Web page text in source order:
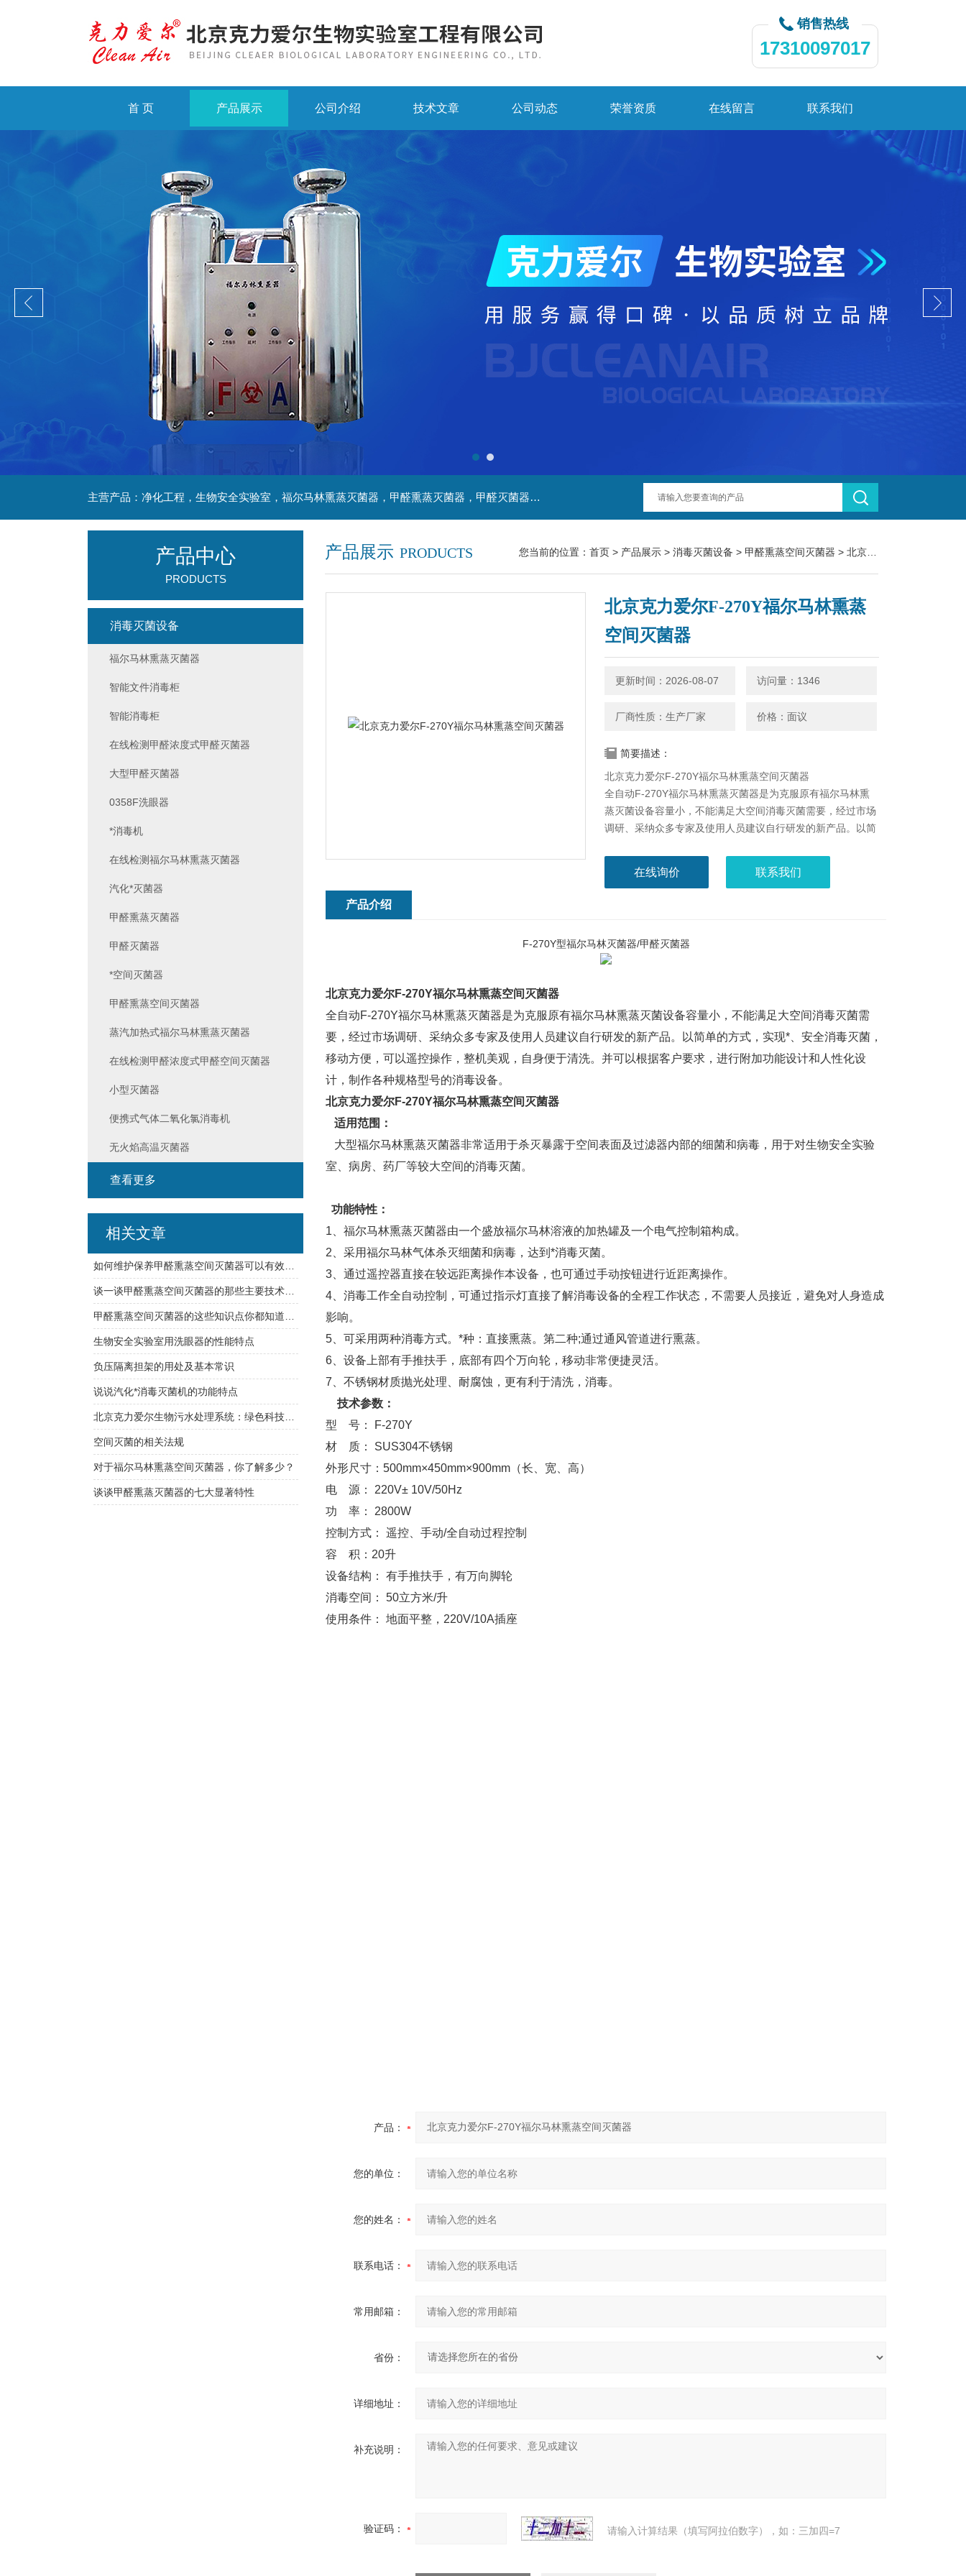
销售热线
17310097017
首 页 产品展示 公司介绍 技术文章 公司动态 荣誉资质 在线留言 联系我们
主营产品：净化工程，生物安全实验室，福尔马林熏蒸灭菌器，甲醛熏蒸灭菌器，甲醛灭菌器，灭菌器，不锈钢家具，不锈钢防爆酒精灯，污水处理系统，无火焰高温灭菌器，净化工程，百级恒温实验室，洁净工程，
产品展示 PRODUCTS 您当前的位置： 首页 > 产品展示 > 消毒灭菌设备 > 甲醛熏蒸空间灭菌器 > 北京克力爱尔F-270Y福尔马林熏蒸空间灭菌器
北京克力爱尔F-270Y福尔马林熏蒸
空间灭菌器
更新时间：2026-08-07 访问量：1346
厂商性质：生产厂家 价格：面议
简要描述：
北京克力爱尔F-270Y福尔马林熏蒸空间灭菌器
全自动F-270Y福尔马林熏蒸灭菌器是为克服原有福尔马林熏
蒸灭菌设备容量小，不能满足大空间消毒灭菌需要，经过市场
调研、采纳众多专家及使用人员建议自行研发的新产品。以简
加功能设计和人性化设计，制作各种规格型号的消毒设备。
在线询价 联系我们
产品介绍
F-270Y型福尔马林灭菌器/甲醛灭菌器
北京克力爱尔F-270Y福尔马林熏蒸空间灭菌器
全自动F-270Y福尔马林熏蒸灭菌器是为克服原有福尔马林熏蒸灭菌设备容量小，不能满足大空间消毒灭菌需
要，经过市场调研、采纳众多专家及使用人员建议自行研发的新产品。以简单的方式，实现*、安全消毒灭菌，
移动方便，可以遥控操作，整机美观，自身便于清洗。并可以根据客户要求，进行附加功能设计和人性化设
计，制作各种规格型号的消毒设备。
北京克力爱尔F-270Y福尔马林熏蒸空间灭菌器
适用范围：
大型福尔马林熏蒸灭菌器非常适用于杀灭暴露于空间表面及过滤器内部的细菌和病毒，用于对生物安全实验
室、病房、药厂等较大空间的消毒灭菌。
功能特性：
1、福尔马林熏蒸灭菌器由一个盛放福尔马林溶液的加热罐及一个电气控制箱构成。
2、采用福尔马林气体杀灭细菌和病毒，达到*消毒灭菌。
3、通过遥控器直接在较远距离操作本设备，也可通过手动按钮进行近距离操作。
4、消毒工作全自动控制，可通过指示灯直接了解消毒设备的全程工作状态，不需要人员接近，避免对人身造成
影响。
5、可采用两种消毒方式。*种：直接熏蒸。第二种;通过通风管道进行熏蒸。
6、设备上部有手推扶手，底部有四个万向轮，移动非常便捷灵活。
7、不锈钢材质抛光处理、耐腐蚀，更有利于清洗，消毒。
技术参数：
型 号： F-270Y
材 质： SUS304不锈钢
外形尺寸：500mm×450mm×900mm（长、宽、高）
电 源： 220V± 10V/50Hz
功 率： 2800W
控制方式： 遥控、手动/全自动过程控制
容 积：20升
设备结构： 有手推扶手，有万向脚轮
消毒空间： 50立方米/升
使用条件： 地面平整，220V/10A插座
产品：
您的单位：
您的姓名：
联系电话：
常用邮箱：
省份：
详细地址：
补充说明：
验证码： 请输入计算结果（填写阿拉伯数字），如：三加四=7
产品中心
PRODUCTS
消毒灭菌设备
福尔马林熏蒸灭菌器
智能文件消毒柜
智能消毒柜
在线检测甲醛浓度式甲醛灭菌器
大型甲醛灭菌器
0358F洗眼器
*消毒机
在线检测福尔马林熏蒸灭菌器
汽化*灭菌器
甲醛熏蒸灭菌器
甲醛灭菌器
*空间灭菌器
甲醛熏蒸空间灭菌器
蒸汽加热式福尔马林熏蒸灭菌器
在线检测甲醛浓度式甲醛空间灭菌器
小型灭菌器
便携式气体二氧化氯消毒机
无火焰高温灭菌器
查看更多
相关文章
谈一谈甲醛熏蒸空间灭菌器的那些主要技术特点
生物安全实验室用洗眼器的性能特点
负压隔离担架的用处及基本常识
说说汽化*消毒灭菌机的功能特点
北京克力爱尔生物污水处理系统：绿色科技守护生态之美
空间灭菌的相关法规
对于福尔马林熏蒸空间灭菌器，你了解多少？
谈谈甲醛熏蒸灭菌器的七大显著特性